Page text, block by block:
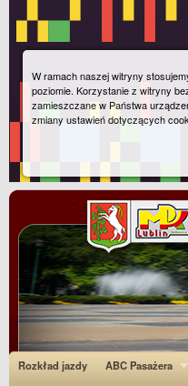
Rozkład jazdy ABC Pasażera
W ramach naszej witryny
poziomie. Korzystanie z witryny
zamieszczane w Państwa
zmiany ustawień dotyczących